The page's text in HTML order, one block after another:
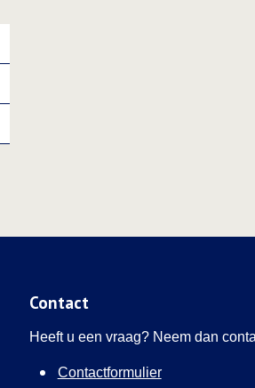
Contact
Heeft u een vraag? Neem dan
Contactformulier